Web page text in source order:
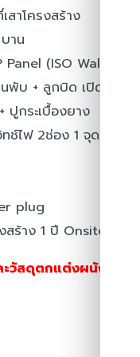
สาโครงสร้าง
าน
(ISO Wall) สีขาว
พับ + ลูกบิด เปิดออกนอ
ปูกระเบื้องยาง
ช์ไฟ 2ช่อง 1 จุด, ปลั๊กเ
plug
สร้าง 1 ปี Onsite
วัสดุตกแต่งผนังภายน